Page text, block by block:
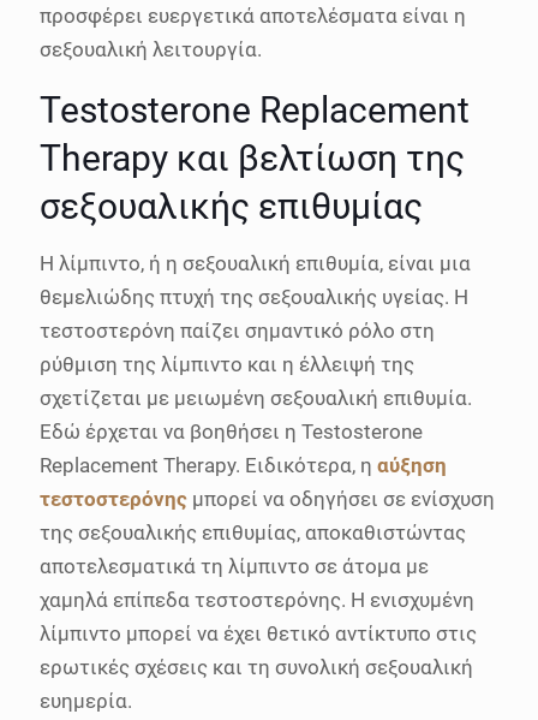
προσφέρει ευεργετικά αποτελέσματα είναι η
σεξουαλική λειτουργία.
Testosterone Replacement
Therapy και βελτίωση της
σεξουαλικής επιθυμίας
Η λίμπιντο, ή η σεξουαλική επιθυμία, είναι μια
θεμελιώδης πτυχή της σεξουαλικής υγείας. Η
τεστοστερόνη παίζει σημαντικό ρόλο στη
ρύθμιση της λίμπιντο και η έλλειψή της
σχετίζεται με μειωμένη σεξουαλική επιθυμία.
Εδώ έρχεται να βοηθήσει η Testosterone
Replacement Therapy. Ειδικότερα, η αύξηση
τεστοστερόνης μπορεί να οδηγήσει σε ενίσχυση
της σεξουαλικής επιθυμίας, αποκαθιστώντας
αποτελεσματικά τη λίμπιντο σε άτομα με
χαμηλά επίπεδα τεστοστερόνης. Η ενισχυμένη
λίμπιντο μπορεί να έχει θετικό αντίκτυπο στις
ερωτικές σχέσεις και τη συνολική σεξουαλική
ευημερία.